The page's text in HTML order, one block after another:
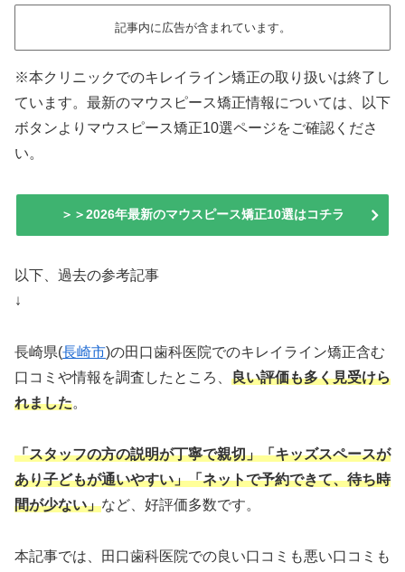
記事内に広告が含まれています。
※本クリニックでのキレイライン矯正の取り扱いは終了し
ています。最新のマウスピース矯正情報については、以下
ボタンよりマウスピース矯正10選ページをご確認くださ
い。
＞＞2026年最新のマウスピース矯正10選はコチラ
以下、過去の参考記事
↓
長崎県(長崎市)の田口歯科医院でのキレイライン矯正含む
口コミや情報を調査したところ、 良い評価も多く見受けら
れました。
「スタッフの方の説明が丁寧で親切」「キッズスペースが
あり子どもが通いやすい」「ネットで予約できて、待ち時
間が少ない」など、好評価多数です。
本記事では、田口歯科医院での良い口コミも悪い口コミも